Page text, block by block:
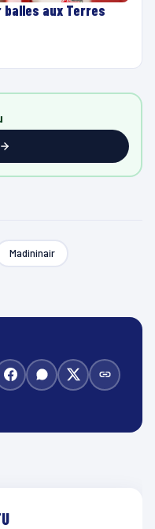
balles aux Terres
Madininair